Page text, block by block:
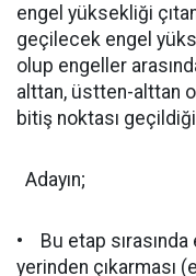
engel yüksekliği
geçilecek engel
olup engeller
alttan, üstten-alttan
bitiş noktası
Adayın;
• Bu etap
yerinden çıkarması